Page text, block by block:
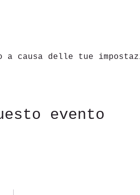
a causa delle tue
evento